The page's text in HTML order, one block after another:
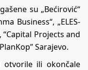
su „Bećirović“
Business“, „ELES-
“Capital Projects and
Sarajevo.
ili okončale